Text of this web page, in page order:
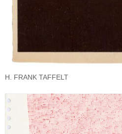
H. FRANK TAFFELT